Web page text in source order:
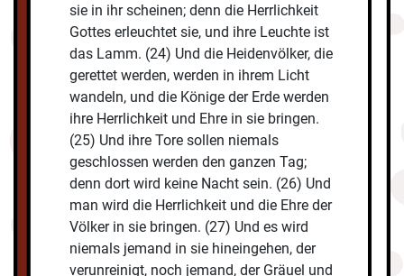
sie in ihr scheinen; denn die Herrlichkeit
Gottes erleuchtet sie, und ihre Leuchte ist
das Lamm. (24) Und die Heidenvölker, die
gerettet werden, werden in ihrem Licht
wandeln, und die Könige der Erde werden
ihre Herrlichkeit und Ehre in sie bringen.
(25) Und ihre Tore sollen niemals
geschlossen werden den ganzen Tag;
denn dort wird keine Nacht sein. (26) Und
man wird die Herrlichkeit und die Ehre der
Völker in sie bringen. (27) Und es wird
niemals jemand in sie hineingehen, der
verunreinigt, noch jemand, der Gräuel und